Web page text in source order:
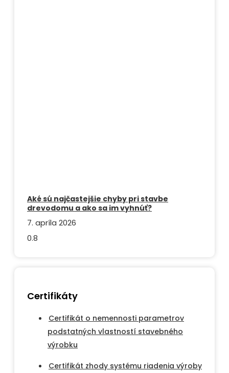
Aké sú najčastejšie chyby pri stavbe
drevodomu a ako sa im vyhnúť?
7. apríla 2026
Certifikáty
Certifikát o nemennosti parametrov
podstatných vlastností stavebného
výrobku
Certifikát zhody systému riadenia výroby